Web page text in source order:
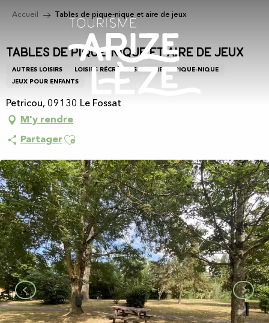
principal
Accueil Tables de pique-nique et aire de jeux
Tables de pique-nique et aire de jeux
AUTRES LOISIRS LOISIRS RÉCRÉATIFS
AIRE DE PIQUE-NIQUE
JEUX POUR ENFANTS
Petricou, 09130 Le Fossat
M'y rendre
Partager Ajouter aux favoris